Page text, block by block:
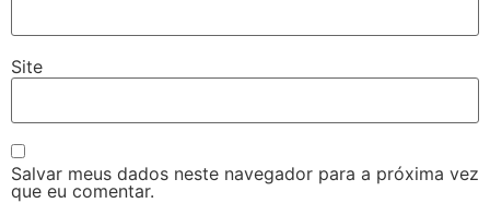
Site
Salvar meus dados neste navegador para a próxima vez
que eu comentar.